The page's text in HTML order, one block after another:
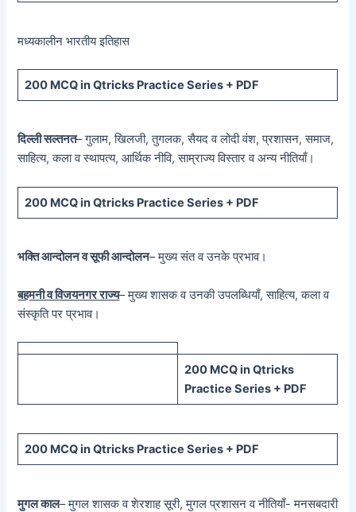
मध्यकालीन भारतीय इतिहास
200 MCQ in Qtricks Practice Series + PDF
दिल्ली सल्तनत– गुलाम, खिलजी, तुगलक, सैयद व लोदी वंश, प्रशासन, समाज,
साहित्य, कला व स्थापत्य, आर्थिक नीवि, साम्राज्य विस्तार व अन्य नीतियाँ।
200 MCQ in Qtricks Practice Series + PDF
भक्ति आन्दोलन व सूफी आन्दोलन– मुख्य संत व उनके प्रभाव।
बहमनी व विजयनगर राज्य– मुख्य शासक व उनकी उपलब्धियाँ, साहित्य, कला व
संस्कृति पर प्रभाव।
200 MCQ in Qtricks
Practice Series + PDF
200 MCQ in Qtricks Practice Series + PDF
मुगल काल– मुगल शासक व शेरशाह सूरी, मुगल प्रशासन व नीतियाँ- मनसबदारी